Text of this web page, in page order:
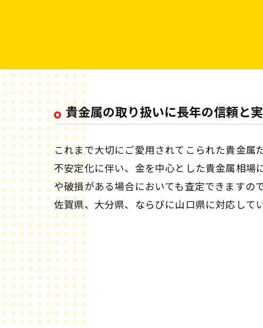
貴金属の取り扱いに長年の信頼と
これまで大切にご愛用されてこられた貴金
不安定化に伴い、金を中心とした貴金属相場
や破損がある場合においても査定できます
佐賀県、大分県、ならびに山口県に対応して